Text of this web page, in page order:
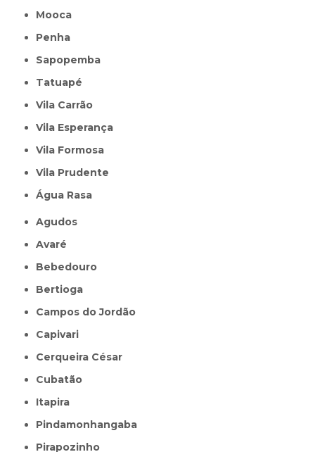
Mooca
Penha
Sapopemba
Tatuapé
Vila Carrão
Vila Esperança
Vila Formosa
Vila Prudente
Água Rasa
Agudos
Avaré
Bebedouro
Bertioga
Campos do Jordão
Capivari
Cerqueira César
Cubatão
Itapira
Pindamonhangaba
Pirapozinho